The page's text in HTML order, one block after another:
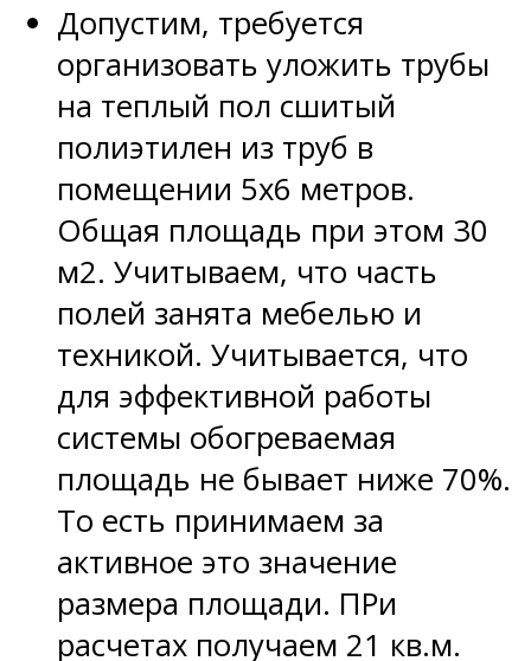
Допустим, требуется
организовать уложить трубы
на теплый пол сшитый
полиэтилен из труб в
помещении 5х6 метров.
Общая площадь при этом 30
м2. Учитываем, что часть
полей занята мебелью и
техникой. Учитывается, что
для эффективной работы
системы обогреваемая
площадь не бывает ниже 70%.
То есть принимаем за
активное это значение
размера площади. ПРи
расчетах получаем 21 кв.м.